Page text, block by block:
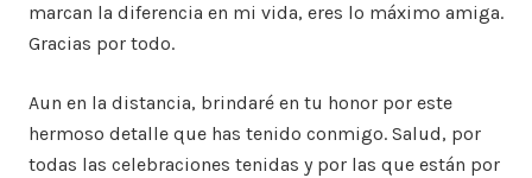
marcan la diferencia en mi vida, eres lo máximo amiga.
Gracias por todo.
Aun en la distancia, brindaré en tu honor por este
hermoso detalle que has tenido conmigo. Salud, por
todas las celebraciones tenidas y por las que están por